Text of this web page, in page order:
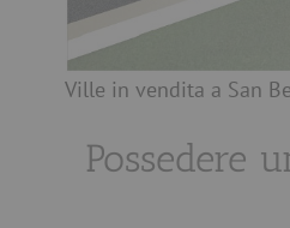
Ville in vendita a San
Possedere